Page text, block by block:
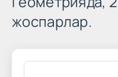
жоспарлар.